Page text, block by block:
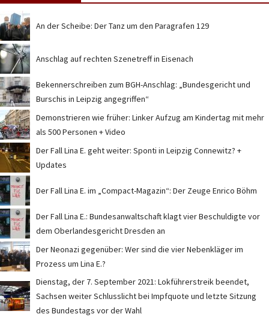
An der Scheibe: Der Tanz um den Paragrafen 129
Anschlag auf rechten Szenetreff in Eisenach
Bekennerschreiben zum BGH-Anschlag: „Bundesgericht und
Burschis in Leipzig angegriffen“
Demonstrieren wie früher: Linker Aufzug am Kindertag mit mehr
als 500 Personen + Video
Der Fall Lina E. geht weiter: Sponti in Leipzig Connewitz? +
Updates
Der Fall Lina E. im „Compact-Magazin“: Der Zeuge Enrico Böhm
Der Fall Lina E.: Bundesanwaltschaft klagt vier Beschuldigte vor
dem Oberlandesgericht Dresden an
Der Neonazi gegenüber: Wer sind die vier Nebenkläger im
Prozess um Lina E.?
Dienstag, der 7. September 2021: Lokführerstreik beendet,
Sachsen weiter Schlusslicht bei Impfquote und letzte Sitzung
des Bundestags vor der Wahl